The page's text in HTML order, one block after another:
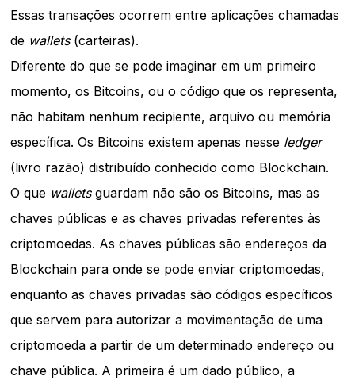
Essas transações ocorrem entre aplicações chamadas
de wallets(carteiras).
Diferente do que se pode imaginar em um primeiro
momento, os Bitcoins, ou o código que os representa,
não habitam nenhum recipiente, arquivo ou memória
específica. Os Bitcoins existem apenas nesse ledger
(livro razão) distribuído conhecido como Blockchain.
O que walletsguardam não são os Bitcoins, mas as
chaves públicas e as chaves privadas referentes às
criptomoedas. As chaves públicas são endereços da
Blockchain para onde se pode enviar criptomoedas,
enquanto as chaves privadas são códigos específicos
que servem para autorizar a movimentação de uma
criptomoeda a partir de um determinado endereço ou
chave pública. A primeira é um dado público, a